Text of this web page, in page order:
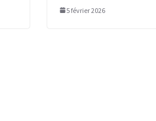
5 février 2026